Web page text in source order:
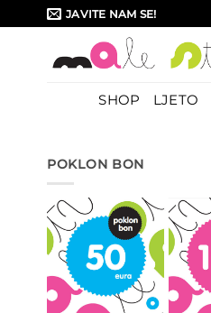
to
JAVITE NAM SE!
SHOP LJETO
POKLON BON